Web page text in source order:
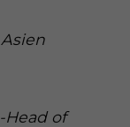
Head of